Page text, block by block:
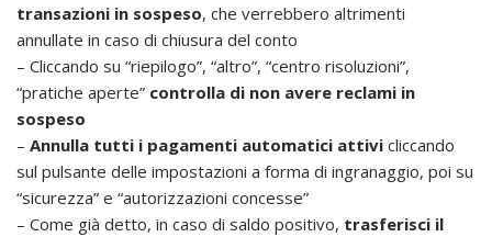
transazioni in sospeso, che verrebbero altrimenti
annullate in caso di chiusura del conto
– Cliccando su “riepilogo”, “altro”, “centro risoluzioni”,
“pratiche aperte” controlla di non avere reclami in
sospeso
– Annulla tutti i pagamenti automatici attivi cliccando
sul pulsante delle impostazioni a forma di ingranaggio, poi su
“sicurezza” e “autorizzazioni concesse”
– Come già detto, in caso di saldo positivo, trasferisci il